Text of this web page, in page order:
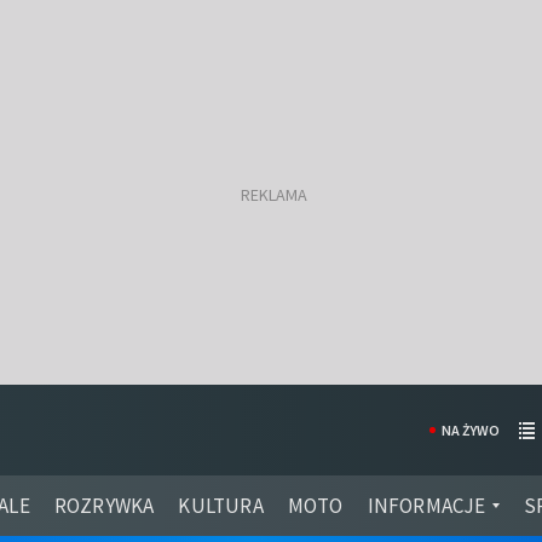
ROZRYWKA KULTURA MOTO INFORMACJE
NA ŻYWO